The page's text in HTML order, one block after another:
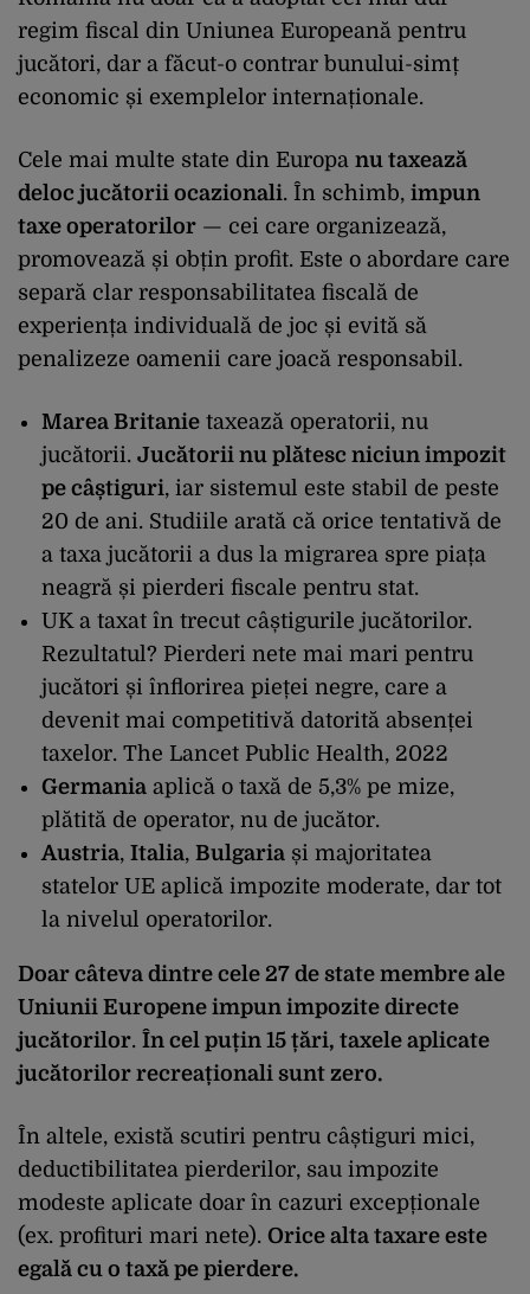
regim fiscal din Uniunea Europeană pentru
jucători, dar a făcut-o contrar bunului-simț
economic și exemplelor internaționale.
Cele mai multe state din Europa nu taxează
deloc jucătorii ocazionali. În schimb, impun
taxe operatorilor — cei care organizează,
promovează și obțin profit. Este o abordare care
separă clar responsabilitatea fiscală de
experiența individuală de joc și evită să
penalizeze oamenii care joacă responsabil.
Marea Britanie taxează operatorii, nu
jucătorii. Jucătorii nu plătesc niciun impozit
pe câștiguri, iar sistemul este stabil de peste
20 de ani. Studiile arată că orice tentativă de
a taxa jucătorii a dus la migrarea spre piața
neagră și pierderi fiscale pentru stat.
UK a taxat în trecut câștigurile jucătorilor.
Rezultatul? Pierderi nete mai mari pentru
jucători și înflorirea pieței negre, care a
devenit mai competitivă datorită absenței
taxelor. The Lancet Public Health, 2022
Germania aplică o taxă de 5,3% pe mize,
plătită de operator, nu de jucător.
Austria, Italia, Bulgaria și majoritatea
statelor UE aplică impozite moderate, dar tot
la nivelul operatorilor.
Doar câteva dintre cele 27 de state membre ale
Uniunii Europene impun impozite directe
jucătorilor. În cel puțin 15 țări, taxele aplicate
jucătorilor recreaționali sunt zero.
În altele, există scutiri pentru câștiguri mici,
deductibilitatea pierderilor, sau impozite
modeste aplicate doar în cazuri excepționale
(ex. profituri mari nete). Orice alta taxare este
egală cu o taxă pe pierdere.